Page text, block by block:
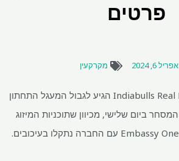
פרטים
אפריל 6, 2024 מקרקעין
מחיר מניית Indiabulls Real Estate Ltd הגיע לגבול המעגל התחתון
המסחר ביום שלישי, מכיוון שתוכניות המיזוג